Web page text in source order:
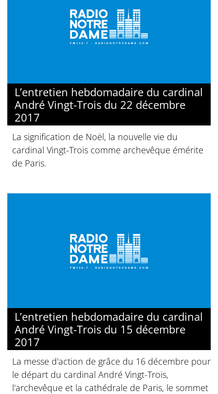
L’entretien hebdomadaire du cardinal
André Vingt-Trois du 22 décembre
2017
La signification de Noël, la nouvelle vie du
cardinal Vingt-Trois comme archevêque émérite
de Paris.
L’entretien hebdomadaire du cardinal
André Vingt-Trois du 15 décembre
2017
La messe d'action de grâce du 16 décembre pour
le départ du cardinal André Vingt-Trois,
l'archevêque et la cathédrale de Paris, le sommet